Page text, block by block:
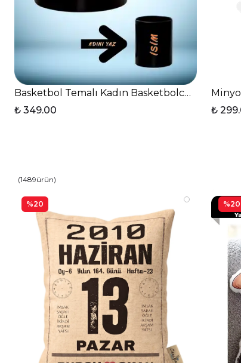
Basketbol Temalı Kadın Basketbolcu Baskılı
₺ 349.00
₺
(1489ürün)
%20 %20